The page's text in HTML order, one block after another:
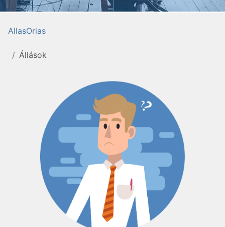
AllasOrias
Állások